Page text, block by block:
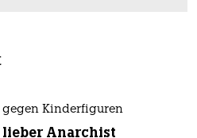
gegen Kinderfiguren
lieber Anarchist